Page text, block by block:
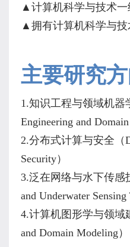
▲ 计算机科学与技术
▲ 拥有计算机科学与
主要研究方
1.知识工程与领域机器
Engineering and
2.分布式计算与安全（
Security）
3.泛在网络与水下传感
and Underwater
4.计算机图形学与领域
and Domain Modeling ）